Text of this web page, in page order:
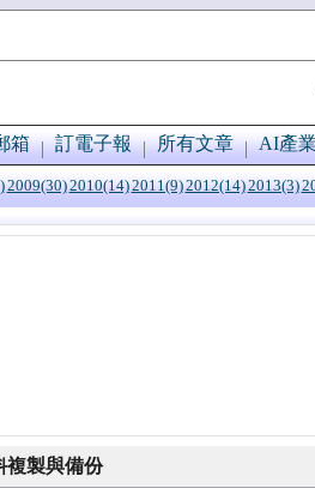
箱 訂電子報 所有文章 AI產
2009(30)2010(14)2011(9)2012(14)2013(3)
複製與備份